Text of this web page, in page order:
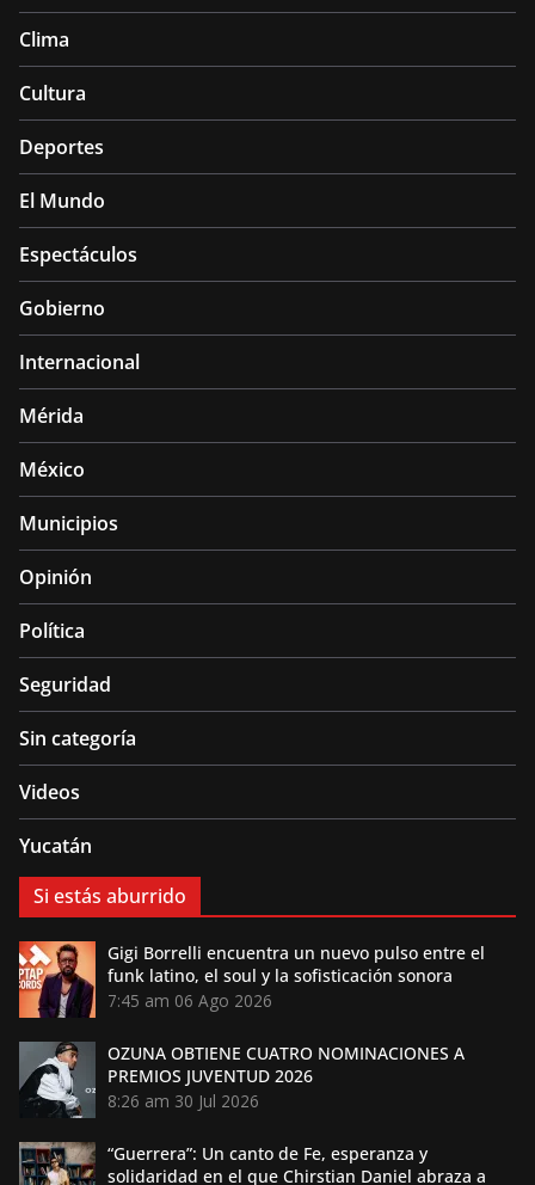
Clima
Cultura
Deportes
El Mundo
Espectáculos
Gobierno
Internacional
Mérida
México
Municipios
Opinión
Política
Seguridad
Sin categoría
Videos
Yucatán
Si estás aburrido
Gigi Borrelli encuentra un nuevo pulso entre el
funk latino, el soul y la sofisticación sonora
7:45 am 06 Ago 2026
OZUNA OBTIENE CUATRO NOMINACIONES A
PREMIOS JUVENTUD 2026
8:26 am 30 Jul 2026
“Guerrera”: Un canto de Fe, esperanza y
solidaridad en el que Chirstian Daniel abraza a